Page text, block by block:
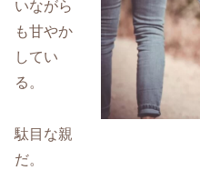
いながら
も甘やか
してい
る。
駄目な親
だ。